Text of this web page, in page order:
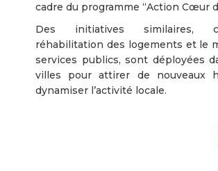
cadre du programme “Action Cœur
Des initiatives similaires,
réhabilitation des logements et le
services publics, sont déployées
villes pour attirer de nouveaux
dynamiser l’activité locale.